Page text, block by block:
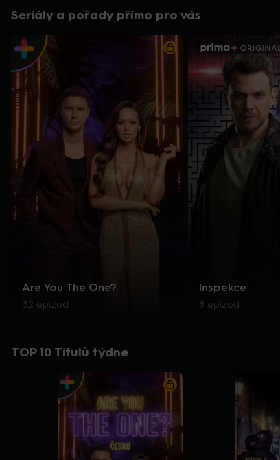
Seriály a pořady přímo pro vás
Are You The One?
32 epizod
Inspekce
8 epizod
TOP 10 Titulů týdne